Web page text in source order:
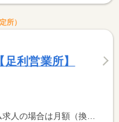
所）
利営業所】
ト求人の場合は時間額を表示しています。